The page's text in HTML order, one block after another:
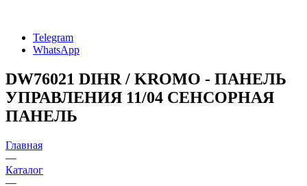
Telegram
WhatsApp
DW76021 DIHR / KROMO - ПАНЕЛЬ
УПРАВЛЕНИЯ 11/04 СЕНСОРНАЯ
ПАНЕЛЬ
Главная
—
Каталог
—